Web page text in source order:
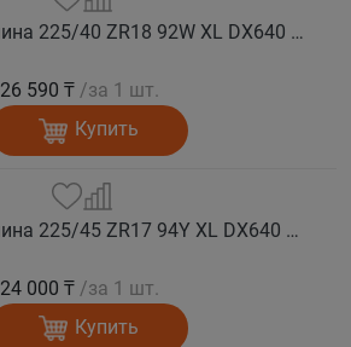
DAVANTI Автошина 225/40 ZR18 92W XL DX640 RPR лето
26 590 ₸ /за 1 шт.
Купить
DAVANTI Автошина 225/45 ZR17 94Y XL DX640 RPR лето
24 000 ₸ /за 1 шт.
Купить